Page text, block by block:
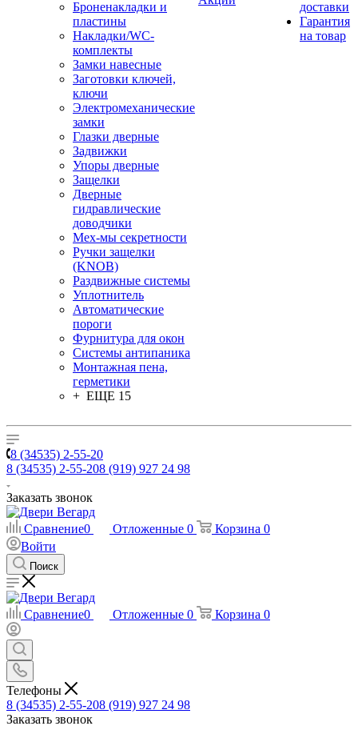
Броненакладки и
пластины
Накладки/WC-
комплекты
Замки навесные
Заготовки ключей,
ключи
Электромеханические
замки
Глазки дверные
Задвижки
Упоры дверные
Защелки
Дверные
гидравлические
доводчики
Мех-мы секретности
Ручки защелки
(KNOB)
Раздвижные системы
Уплотнитель
Автоматические
пороги
Фурнитура для окон
Системы антипаника
Монтажная пена,
герметики
+ ЕЩЕ 15
доставки
Гарантия
на товар
8 (34535) 2-55-20
8 (34535) 2-55-208 (919) 927 24 98
Заказать звонок
Сравнение0 Отложенные 0 Корзина 0
Войти
Поиск
Сравнение0 Отложенные 0 Корзина 0
Телефоны
8 (34535) 2-55-208 (919) 927 24 98
Заказать звонок